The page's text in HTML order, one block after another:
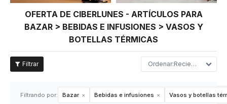
OFERTA DE CIBERLUNES - ARTÍCULOS PARA
BAZAR > BEBIDAS E INFUSIONES > VASOS Y
BOTELLAS TÉRMICAS
Recientes
Filtrando por: Bazar Bebidas e infusiones Vasos y botellas